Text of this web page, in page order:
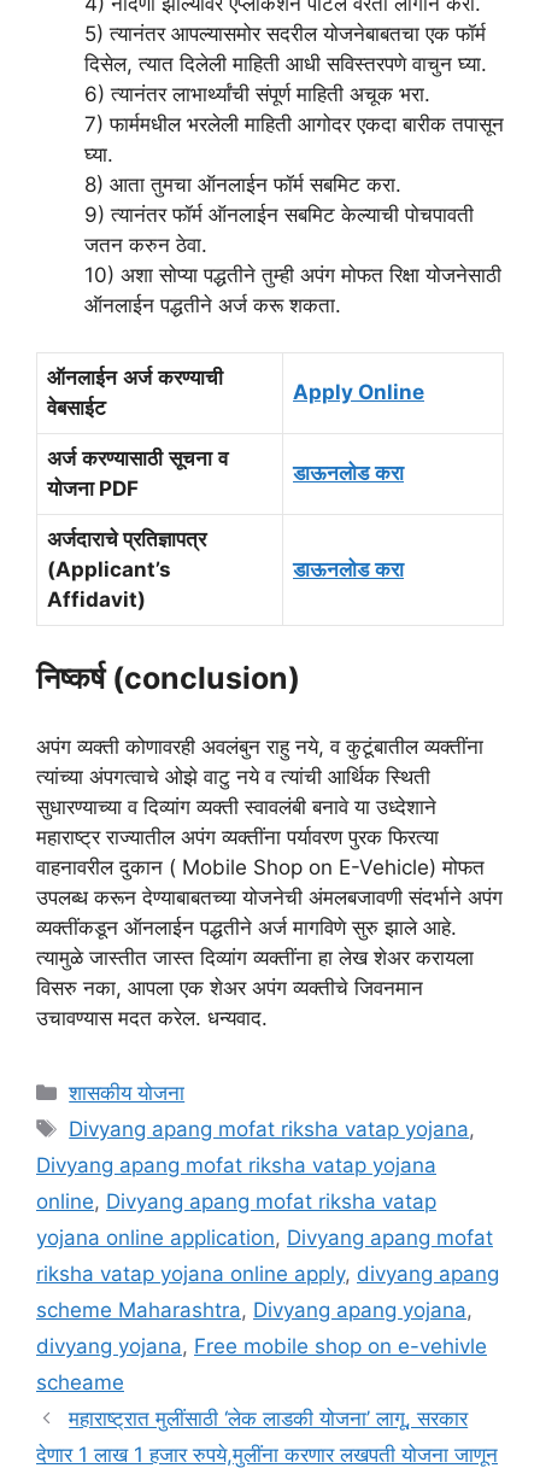
5) त्यानंतर आपल्यासमोर सदरील योजनेबाबतचा एक फॉर्म
दिसेल, त्यात दिलेली माहिती आधी सविस्तरपणे वाचुन घ्या.
6) त्यानंतर लाभार्थ्यांची संपूर्ण माहिती अचूक भरा.
7) फार्ममधील भरलेली माहिती आगोदर एकदा बारीक तपासून
घ्या.
8) आता तुमचा ऑनलाईन फॉर्म सबमिट करा.
9) त्यानंतर फॉर्म ऑनलाईन सबमिट केल्याची पोचपावती
जतन करुन ठेवा.
10) अशा सोप्या पद्धतीने तुम्ही अपंग मोफत रिक्षा योजनेसाठी
ऑनलाईन पद्धतीने अर्ज करू शकता.
ऑनलाईन अर्ज करण्याची
वेबसाईट
Apply Online
अर्ज करण्यासाठी सूचना व
योजनाPDF
डाऊनलोड करा
अर्जदाराचे प्रतिज्ञापत्र
(Applicant’s
Affidavit)
डाऊनलोड करा
निष्कर्ष (conclusion)
अपंग व्यक्ती कोणावरही अवलंबुन राहु नये, व कुटूंबातील व्यक्तींना
त्यांच्या अंपगत्वाचे ओझे वाटु नये व त्यांची आर्थिक स्थिती
सुधारण्याच्या व दिव्यांग व्यक्ती स्वावलंबी बनावे या उध्देशाने
महाराष्ट्र राज्यातील अपंग व्यक्तींना पर्यावरण पुरक फिरत्या
वाहनावरील दुकान ( Mobile Shop on E-Vehicle) मोफत
उपलब्ध करून देण्याबाबतच्या योजनेची अंमलबजावणी संदर्भाने अपंग
व्यक्तींकडून ऑनलाईन पद्धतीने अर्ज मागविणे सुरु झाले आहे.
त्यामुळे जास्तीत जास्त दिव्यांग व्यक्तींना हा लेख शेअर करायला
विसरु नका, आपला एक शेअर अपंग व्यक्तीचे जिवनमान
उचावण्यास मदत करेल. धन्यवाद.
Categories
शासकीय योजना
Tags
Divyang apang mofat riksha vatap yojana,
Divyang apang mofat riksha vatap yojana
online, Divyang apang mofat riksha vatap
yojana online application, Divyang apang mofat
riksha vatap yojana online apply, divyang apang
scheme Maharashtra, Divyang apang yojana,
divyang yojana, Free mobile shop on e-vehivle
scheame
महाराष्ट्रात मुलींसाठी ‘लेक लाडकी योजना’ लागू, सरकार
देणार 1 लाख 1 हजार रुपये,मुलींना करणार लखपती योजना जाणून